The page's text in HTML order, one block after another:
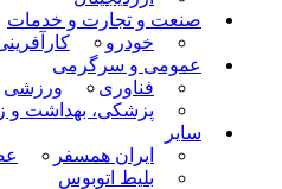
صنعت و تجارت و خدمات
خودرو
عمومی و سرگرمی
فناوری
ورزشی
پزشکی، بهداشت و
سایر
ایران همسفر
بلیط اتوبوس